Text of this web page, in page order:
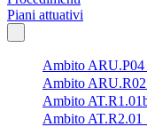
Piani attuativi
Ambito ARU.P04
Ambito ARU.R02
Ambito
Ambito AT.R2.01